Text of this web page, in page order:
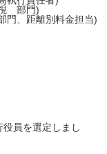
視 部門)
門、距離別料金担当)
員を選定しまし